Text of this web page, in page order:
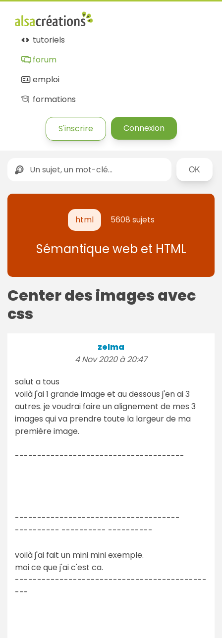
tutoriels
forum
emploi
formations
S'inscrire Connexion
Rechercher
html 5608 sujets
Sémantique web et HTML
Center des images avec
css
zelma
4 Nov 2020 à 20:47
salut a tous
voilà j'ai 1 grande image et au dessous j'en ai 3
autres. je voudrai faire un alignement de mes 3
images qui va prendre toute la largeur de ma
première image.
--------------------------------------
-------------------------------------
---------- ---------- ----------
voilà j'ai fait un mini mini exemple.
moi ce que j'ai c'est ca.
-------------------------------------------
---